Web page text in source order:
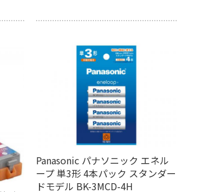
Panasonic パナソニック エネル
ープ 単3形 4本パック スタンダー
ドモデル BK-3MCD-4H